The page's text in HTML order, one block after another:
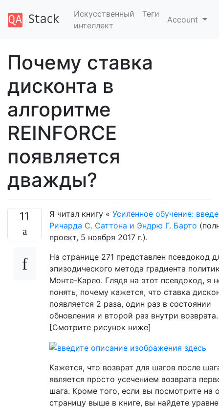
Искусственный
интеллект
Теги
Account
Почему ставка
дисконта в
алгоритме
REINFORCE
появляется
дважды?
11 Я читал книгу « Усиленное обучение:
Ричарда С. Саттона и Эндрю Г. Барто
проект, 5 ноября 2017 г.).
На странице 271 представлен псевдокод
эпизодического метода градиента
Монте-Карло. Глядя на этот псевдокод, я
понять, почему кажется, что ставка
появляется 2 раза, один раз в состоянии
обновления и второй раз внутри возврата.
[Смотрите рисунок ниже]
Кажется, что возврат для шагов после
является просто усечением возврата
шага. Кроме того, если вы посмотрите на
страницу выше в книге, вы найдете